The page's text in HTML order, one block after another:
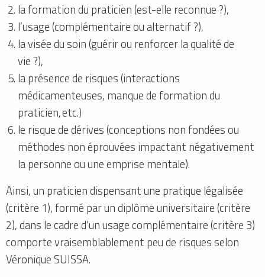
la formation du praticien (est-elle reconnue ?),
l’usage (complémentaire ou alternatif ?),
la visée du soin (guérir ou renforcer la qualité de
vie ?),
la présence de risques (interactions
médicamenteuses, manque de formation du
praticien, etc.)
le risque de dérives (conceptions non fondées ou
méthodes non éprouvées impactant négativement
la personne ou une emprise mentale).
Ainsi, un praticien dispensant une pratique légalisée
(critère 1), formé par un diplôme universitaire (critère
2), dans le cadre d’un usage complémentaire (critère 3)
comporte vraisemblablement peu de risques selon
Véronique SUISSA.